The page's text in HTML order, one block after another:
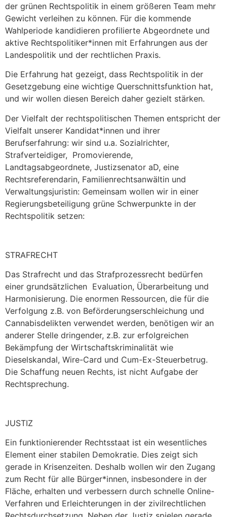
der grünen Rechtspolitik in einem größeren Team mehr
Gewicht verleihen zu können. Für die kommende
Wahlperiode kandidieren profilierte Abgeordnete und
aktive Rechtspolitiker*innen mit Erfahrungen aus der
Landespolitik und der rechtlichen Praxis.
Die Erfahrung hat gezeigt, dass Rechtspolitik in der
Gesetzgebung eine wichtige Querschnittsfunktion hat,
und wir wollen diesen Bereich daher gezielt stärken.
Der Vielfalt der rechtspolitischen Themen entspricht der
Vielfalt unserer Kandidat*innen und ihrer
Berufserfahrung: wir sind u.a. Sozialrichter,
Strafverteidiger, Promovierende,
Landtagsabgeordnete, Justizsenator aD, eine
Rechtsreferendarin, Familienrechtsanwältin und
Verwaltungsjuristin: Gemeinsam wollen wir in einer
Regierungsbeteiligung grüne Schwerpunkte in der
Rechtspolitik setzen:
STRAFRECHT
Das Strafrecht und das Strafprozessrecht bedürfen
einer grundsätzlichen Evaluation, Überarbeitung und
Harmonisierung. Die enormen Ressourcen, die für die
Verfolgung z.B. von Beförderungserschleichung und
Cannabisdelikten verwendet werden, benötigen wir an
anderer Stelle dringender, z.B. zur erfolgreichen
Bekämpfung der Wirtschaftskriminalität wie
Dieselskandal, Wire-Card und Cum-Ex-Steuerbetrug.
Die Schaffung neuen Rechts, ist nicht Aufgabe der
Rechtsprechung.
JUSTIZ
Ein funktionierender Rechtsstaat ist ein wesentliches
Element einer stabilen Demokratie. Dies zeigt sich
gerade in Krisenzeiten. Deshalb wollen wir den Zugang
zum Recht für alle Bürger*innen, insbesondere in der
Fläche, erhalten und verbessern durch schnelle Online-
Verfahren und Erleichterungen in der zivilrechtlichen